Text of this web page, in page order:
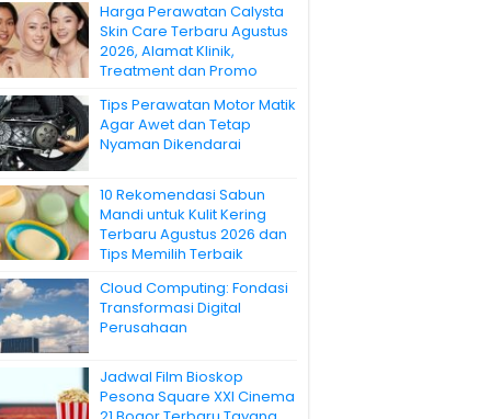
Harga Perawatan Calysta
Skin Care Terbaru Agustus
2026, Alamat Klinik,
Treatment dan Promo
Tips Perawatan Motor Matik
Agar Awet dan Tetap
Nyaman Dikendarai
10 Rekomendasi Sabun
Mandi untuk Kulit Kering
Terbaru Agustus 2026 dan
Tips Memilih Terbaik
Cloud Computing: Fondasi
Transformasi Digital
Perusahaan
Jadwal Film Bioskop
Pesona Square XXI Cinema